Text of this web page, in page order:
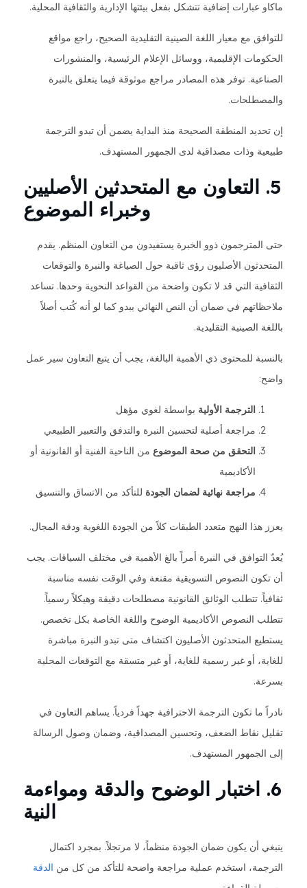
ماكاو عبارات إضافية تتشكل بفعل بيئتها الإدارية والثقافية المحلية.
للتوافق مع معيار اللغة الصينية التقليدية الصحيح، راجع مواقع
الحكومات الإقليمية، ووسائل الإعلام الرئيسية، والمنشورات
الصناعية. توفر هذه المصادر مراجع موثوقة فيما يتعلق بالنبرة
والمصطلحات.
إن تحديد المنطقة الصحيحة منذ البداية يضمن أن تبدو الترجمة
طبيعية وذات مصداقية لدى الجمهور المستهدف.
5. التعاون مع المتحدثين الأصليين
وخبراء الموضوع
حتى المترجمون ذوو الخبرة يستفيدون من التعاون المنظم. يقدم
المتحدثون الأصليون رؤى ثاقبة حول الصياغة والنبرة والتوقعات
الثقافية التي قد لا تكون واضحة من القواعد النحوية وحدها. تساعد
ملاحظاتهم في ضمان أن النص النهائي يبدو كما لو أنه كُتب أصلاً
باللغة الصينية التقليدية.
بالنسبة للمحتوى ذي الأهمية البالغة، يجب أن يتبع التعاون سير عمل
واضح:
الترجمة الأولية بواسطة لغوي مؤهل
مراجعة أصلية لتحسين النبرة والتدفق والتعبير الطبيعي
التحقق من صحة الموضوعمن الناحية الفنية أو القانونية أو
الأكاديمية
مراجعة نهائية لضمان الجودة للتأكد من الاتساق والتنسيق
يعزز هذا النهج متعدد الطبقات كلاً من الجودة اللغوية ودقة المجال.
يُعدّ التوافق في النبرة أمراً بالغ الأهمية في مختلف السياقات. يجب
أن تكون النصوص التسويقية مقنعة وفي الوقت نفسه مناسبة
ثقافياً. تتطلب الوثائق القانونية مصطلحات دقيقة وهيكلاً رسمياً.
تتطلب النصوص الأكاديمية الوضوح واللغة الخاصة بكل تخصص.
يستطيع المتحدثون الأصليون اكتشاف متى تبدو النبرة مباشرة
للغاية، أو غير رسمية للغاية، أو غير متسقة مع التوقعات المحلية
بسرعة.
نادراً ما تكون الترجمة الاحترافية جهداً فردياً. يساهم التعاون في
تقليل نقاط الضعف، وتحسين المصداقية، وضمان وصول الرسالة
إلى الجمهور المستهدف.
6. اختبار الوضوح والدقة ومواءمة
النية
ينبغي أن يكون ضمان الجودة منظماً، لا مرتجلاً. بمجرد اكتمال
الترجمة، استخدم عملية مراجعة واضحة للتأكد من كل من الدقة